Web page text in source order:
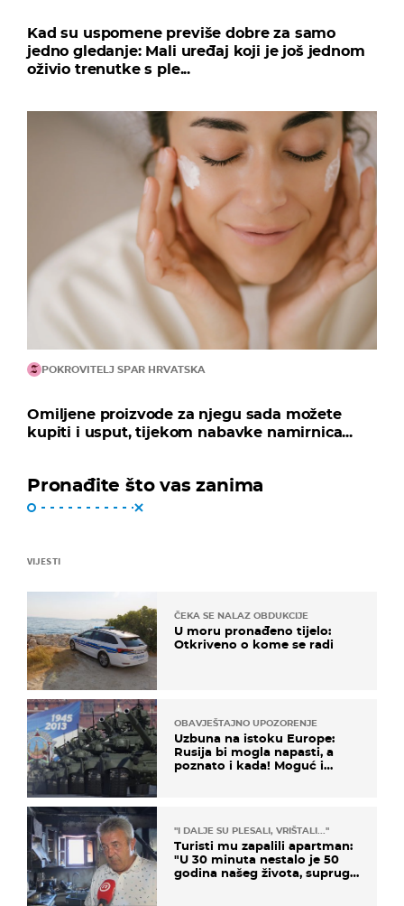
Kad su uspomene previše dobre za samo
jedno gledanje: Mali uređaj koji je još jednom
oživio trenutke s ple...
POKROVITELJ SPAR HRVATSKA
Omiljene proizvode za njegu sada možete
kupiti i usput, tijekom nabavke namirnica...
Pronađite što vas zanima
VIJESTI
ČEKA SE NALAZ OBDUKCIJE
U moru pronađeno tijelo:
Otkriveno o kome se radi
OBAVJEŠTAJNO UPOZORENJE
Uzbuna na istoku Europe:
Rusija bi mogla napasti, a
poznato i kada! Moguć i
"I DALJE SU PLESALI, VRIŠTALI..."
Turisti mu zapalili apartman:
"U 30 minuta nestalo je 50
godina našeg života, supruga